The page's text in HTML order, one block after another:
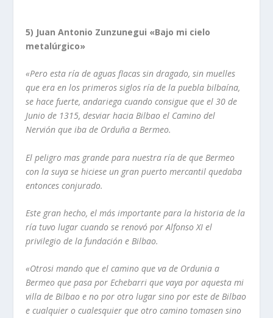
5) Juan Antonio Zunzunegui «Bajo mi cielo
metalúrgico»
«Pero estarí­a de aguas flacas sin dragado, sin muelles
que era en los primeros siglosrí­a de la pueblabilbaí­na,
se hace fuerte, andariega cuando consigue que el 30 de
Junio de 1315, desviar hacia Bilbao el Camino del
Nervión que iba de Orduña a Bermeo.
El peligro mas grande para nuestra rí­a de que Bermeo
con la suya se hiciese un granpuerto mercantil quedaba
entonces conjurado.
Este gran hecho, el más importante para la historia de la
rí­a tuvo lugar cuando serenovó por Alfonso XI el
privilegio de la fundación e Bilbao.
«Otrosi mando que el camino que va de Ordunia a
Bermeo que pasa por Echebarrique vaya por aquesta mi
villa de Bilbao e no por otro lugar sino por este de Bilbao
ecualquier o cualesquier que otro camino tomasen sino